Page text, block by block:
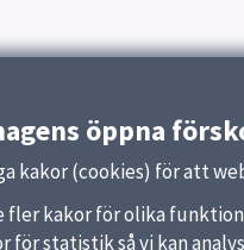
öppna
kakor (cookies) för att
kakor för olika
för statistik så vi kan